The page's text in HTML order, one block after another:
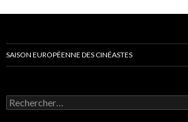
SAISON EUROPÉENNE DES CINÉASTES
Rechercher :